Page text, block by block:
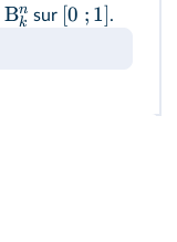
Bk
n sur [0 ; 1].